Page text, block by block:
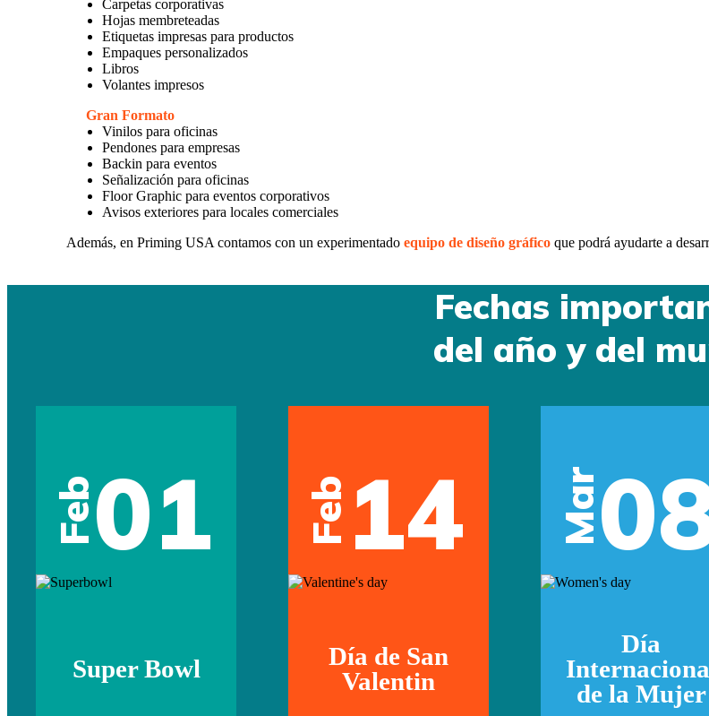
Carpetas corporativas
Hojas membreteadas
Etiquetas impresas para productos
Empaques personalizados
Libros
Volantes impresos
Gran Formato
Vinilos para oficinas
Pendones para empresas
Backin para eventos
Señalización para oficinas
Floor Graphic para eventos corporativos
Avisos exteriores para locales comerciales
Además, en Priming USA contamos con un experimentadoequipo de diseño gráfico que podrá ayudarte a
Fechas
del año y del
Feb01
Super Bowl
Feb 14
Día de San
Valentin
Mar
Día
de la Mujer